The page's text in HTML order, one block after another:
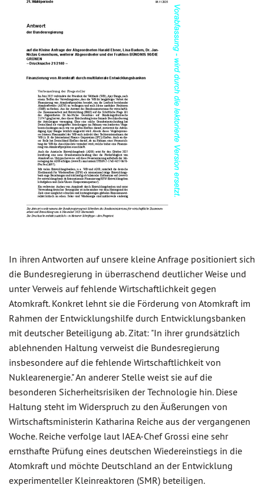
In ihren Antworten auf unsere kleine Anfrage positioniert sich
die Bundesregierung in überraschend deutlicher Weise und
unter Verweis auf fehlende Wirtschaftlichkeit gegen
Atomkraft. Konkret lehnt sie die Förderung von Atomkraft im
Rahmen der Entwicklungshilfe durch Entwicklungsbanken
mit deutscher Beteiligung ab. Zitat: "In ihrer grundsätzlich
ablehnenden Haltung verweist die Bundesregierung
insbesondere auf die fehlende Wirtschaftlichkeit von
Nuklearenergie." An anderer Stelle weist sie auf die
besonderen Sicherheitsrisiken der Technologie hin. Diese
Haltung steht im Widerspruch zu den Äußerungen von
Wirtschaftsministerin Katharina Reiche aus der vergangenen
Woche. Reiche verfolge laut IAEA-Chef Grossi eine sehr
ernsthafte Prüfung eines deutschen Wiedereinstiegs in die
Atomkraft und möchte Deutschland an der Entwicklung
experimenteller Kleinreaktoren (SMR) beteiligen.